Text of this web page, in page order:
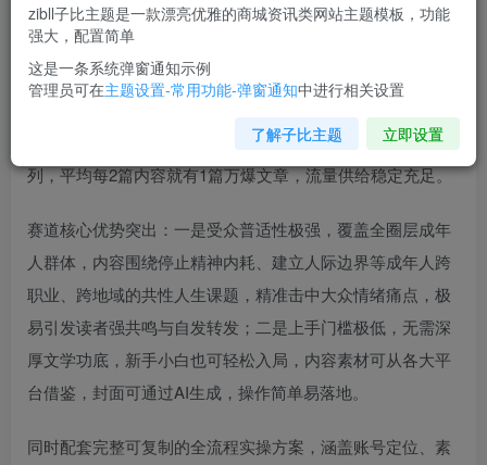
项目介绍：
该赛道是公众号主流优质赛道，流量体量与受众规模位居前
列，平均每2篇内容就有1篇万爆文章，流量供给稳定充足。
赛道核心优势突出：一是受众普适性极强，覆盖全圈层成年
人群体，内容围绕停止精神内耗、建立人际边界等成年人跨
职业、跨地域的共性人生课题，精准击中大众情绪痛点，极
易引发读者强共鸣与自发转发；二是上手门槛极低，无需深
厚文学功底，新手小白也可轻松入局，内容素材可从各大平
台借鉴，封面可通过AI生成，操作简单易落地。
同时配套完整可复制的全流程实操方案，涵盖账号定位、素
zibll子比主题是一款漂亮优雅的商城资讯类网站主题模板，功能
强大，配置简单
这是一条系统弹窗通知示例
管理员可在主题设置-常用功能-弹窗通知中进行相关设置
了解子比主题 立即设置